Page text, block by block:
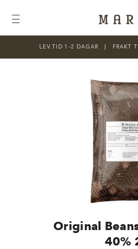
Toggle
KATEGORIER
LEV.TID 1-2
Original
40%